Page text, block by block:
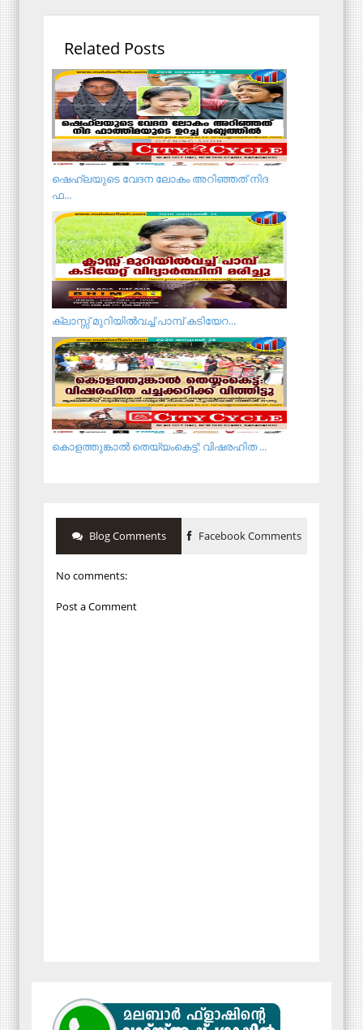
Related Posts
ഷെഹ്‌ലയുടെ വേദന ലോകം അറിഞ്ഞത് നിദ
ഫ...
ക്ലാസ്സ് മുറിയിൽവച്ച് പാമ്പ് കടിയേറ...
കൊളത്തുങ്കാൽ തെയ്യംകെട്ട്: വിഷരഹിത ...
Blog Comments Facebook Comments
No comments:
Post a Comment